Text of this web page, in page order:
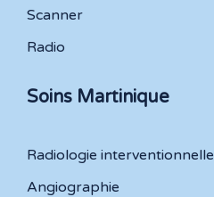
Scanner
Radio
Soins Martinique
Radiologie interventionnelle
Angiographie